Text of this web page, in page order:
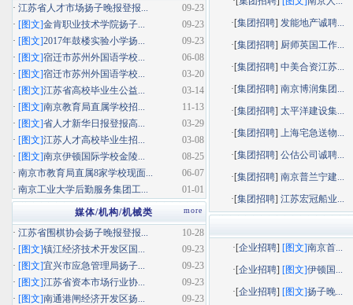
·[集团招聘]发能地产诚聘...
·[集团招聘] 厨师英国工作...
·[集团招聘]中美合资江苏...
·[集团招聘]南京博润集团...
·[集团招聘]太平洋建设集...
·[集团招聘]上海宅急送物...
·[集团招聘]公估公司诚聘...
·[集团招聘]南京普兰宁建...
·[集团招聘]江苏宏冠船业...
·[企业招聘] [图文]南京首...
·[企业招聘] [图文]伊顿国...
·[企业招聘] [图文]扬子晚...
09-23
· 江苏省人才市场扬子晚报登报...
09-23
· [图文]金肯职业技术学院扬子...
09-23
· [图文]2017年鼓楼实验小学扬...
06-08
· [图文]宿迁市苏州外国语学校...
03-20
· [图文]宿迁市苏州外国语学校...
03-14
· [图文]江苏省高校毕业生公益...
11-13
· [图文]南京教育局直属学校招...
03-29
· [图文]省人才新华日报登报高...
03-08
· [图文]江苏人才高校毕业生招...
08-25
· [图文]南京伊顿国际学校金陵...
06-07
· 南京市教育局直属8家学校现面...
01-01
· 南京工业大学后勤服务集团工...
more
媒体/机构/机械类
10-28
· 江苏省围棋协会扬子晚报登报...
09-23
· [图文]镇江经济技术开发区国...
09-23
· [图文]宜兴市应急管理局扬子...
09-23
· [图文]江苏省资本市场行业协...
09-23
· [图文]南通港闸经济开发区扬...